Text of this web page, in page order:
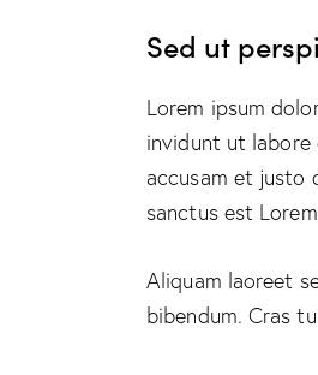
Sed ut
Lorem ipsum
invidunt ut labore
accusam et justo
sanctus est
Aliquam laoreet
bibendum. Cras